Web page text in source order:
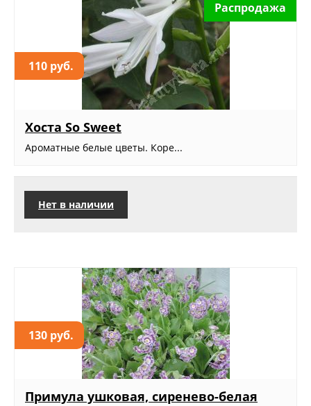
110 руб.
Распродажа
Хоста So Sweet
Ароматные белые цветы. Коре...
Нет в наличии
130 руб.
Примула ушковая, сиренево-белая